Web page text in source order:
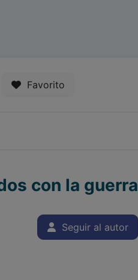
Favorito
con la guerra
Seguir al autor